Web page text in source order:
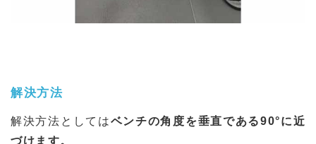
解決方法
解決方法としてはベンチの角度を垂直である90°に近
づけます。